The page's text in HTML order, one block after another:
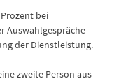
bei
Auswahlgespräche
der Dienstleistung.
zweite Person aus